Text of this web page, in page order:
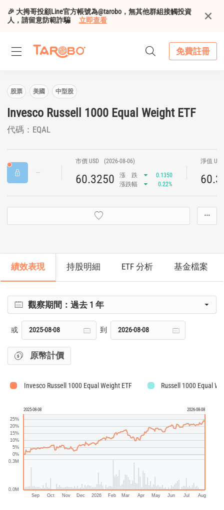
🎉 大拇哥投顧Line官方帳號為@tarobo，無其他群組接觸投資
人，請留意防範詐騙
立即查看
免費註冊
股票 美國 中型股
Invesco Russell 1000 Equal Weight ETF
代碼：EQAL
市價 USD (2026-08-06)
60.3250 漲 跌
0.1350
漲跌幅
0.22%
淨值
···
績效表現 持股明細 ETF 分析 基金檔案
觀察期間：過去 1 年
或 到
原幣計價
Invesco Russell 1000 Equal Weight ETF Russell 1000 Equal
2025-08-08 2026-08-08
Sep Oct Nov Dec 2026 Feb Mar Apr May Jun Jul Aug
0.0M
0.3M
0%
5%
10%
15%
20%
25%